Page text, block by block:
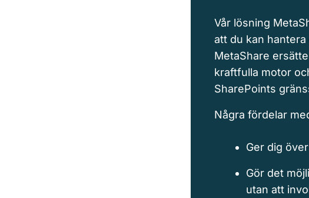
Vår lösning
att du kan
MetaShare
kraftfulla motor
SharePoints
Några fördelar
Ger dig
Gör det
utan att